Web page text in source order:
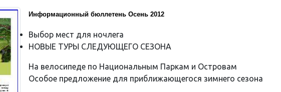
Информационный бюллетень Осень 2012
Выбор мест для ночлега
НОВЫЕ ТУРЫ СЛЕДУЮЩЕГО СЕЗОНА
На велосипеде по Национальным Паркам и Островам
Особое предложение для приближающегося зимнего сезона